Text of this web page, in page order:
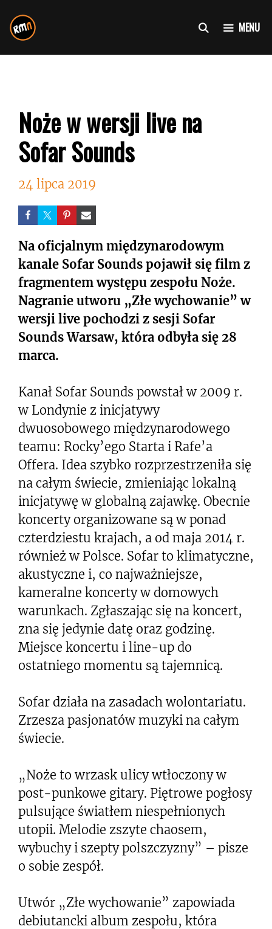
do
treści
MENU
Noże w wersji live na
Sofar Sounds
24 lipca 2019
Na oficjalnym międzynarodowym
kanale Sofar Sounds pojawił się film z
fragmentem występu zespołu Noże.
Nagranie utworu „Złe wychowanie” w
wersji live pochodzi z sesji Sofar
Sounds Warsaw, która odbyła się 28
marca.
Kanał Sofar Sounds powstał w 2009 r.
w Londynie z inicjatywy
dwuosobowego międzynarodowego
teamu: Rocky’ego Starta i Rafe’a
Offera. Idea szybko rozprzestrzeniła się
na całym świecie, zmieniając lokalną
inicjatywę w globalną zajawkę. Obecnie
koncerty organizowane są w ponad
czterdziestu krajach, a od maja 2014 r.
również w Polsce. Sofar to klimatyczne,
akustyczne i, co najważniejsze,
kameralne koncerty w domowych
warunkach. Zgłaszając się na koncert,
zna się jedynie datę oraz godzinę.
Miejsce koncertu i line-up do
ostatniego momentu są tajemnicą.
Sofar działa na zasadach wolontariatu.
Zrzesza pasjonatów muzyki na całym
świecie.
„Noże to wrzask ulicy wtłoczony w
post-punkowe gitary. Piętrowe pogłosy
pulsujące światłem niespełnionych
utopii. Melodie zszyte chaosem,
wybuchy i szepty polszczyzny” – pisze
o sobie zespół.
Utwór „Złe wychowanie” zapowiada
debiutancki album zespołu, która